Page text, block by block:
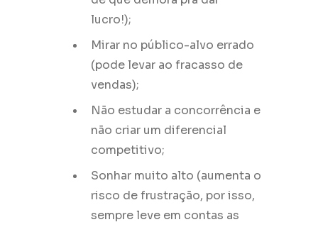
lucro!);
Mirar no público-alvo errado
(pode levar ao fracasso de
vendas);
Não estudar a concorrência e
não criar um diferencial
competitivo;
Sonhar muito alto (aumenta o
risco de frustração, por isso,
sempre leve em contas as